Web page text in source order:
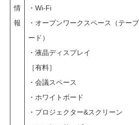
情
報
・Wi-Fi
・オープンワークスペース（テー
ード）
・液晶ディスプレイ
［有料］
・会議スペース
・ホワイトボード
・プロジェクター&スクリーン